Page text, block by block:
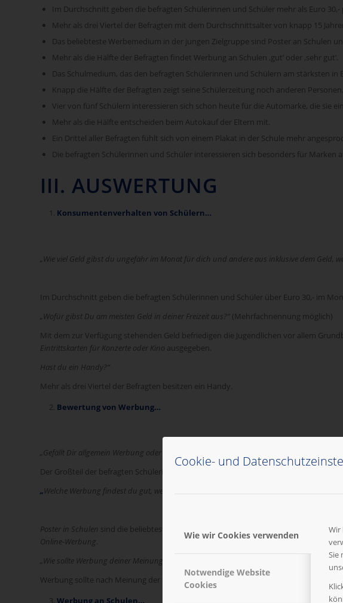
Cookie- und
Wie wir Cookies verwenden
Notwendige Website
Cookies
Wir
Sie
Im Durchschnitt geben die befragten Schülerinnen und Schüler mehr als Euro
Mehr als drei Viertel der Befragten mit dem Durchschnittsalter von knapp 15
Das beliebteste Werbemedium in der jungen Zielgruppe sind Poster an Schulen
Mehr als die Hälfte der Befragten findet Werbung an Schulen ‚gut’ oder ‚sehr gut’.
Das Schulmedium, das den befragten Schülerinnen und Schülern am stärksten in
Knapp die Hälfte der Befragten zeigt seine Schülerzeitung noch anderen Personen.
Vier von fünf Schülern interessieren sich schon heute für die Automarke, die sie
Mehr als die Hälfte entscheiden beim Autokauf der Eltern mit.
Ein Drittel aller Befragten fühlt sich von einem Plakat in der Schule mehr
Die befragten Schülerinnen und Schüler interessieren sich besonders für Marken
III. AUSWERTUNG
Konsumentenverhalten von Schülern…
„Wie viel Geld gibst du ungefähr im Monat für dich und andere aus inklusive dem Geld,
Im Durchschnitt geben die befragten Schülerinnen und Schüler über Euro 30,- im
„Wofür gibst Du am meisten Geld in deiner Freizeit aus?“ (Mehrfachnennung möglich)
Mit dem zur Verfügung stehenden Geld befriedigen die Jugendlichen vor allem
Eintrittskarten für Konzerte oder Kino ausgegeben.
Hast du ein Handy?“
Mehr als drei Viertel der Befragten besitzen ein Handy.
Bewertung von Werbung…
„Gefällt Dir allgemein Werbung oder stört sie dich?“
Der Großteil der befragten Schülerinnen und Schüler antwortete auf die Frage mit
„Welche Werbung findest du gut, welche nicht so gut? Bewerte bitte die folgenden
Poster in Schulen sind die beliebteste Werbung, die die befragten Schülerinnen und
Online-Werbung.
„Wie sollte Werbung deiner Meinung nach sein?“
Werbung sollte nach Meinung der befragten Jugendlichen vor allem
Werbung an Schulen…